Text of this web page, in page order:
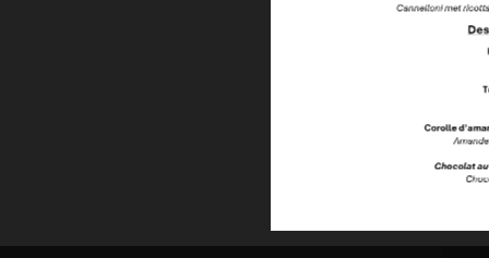
Cannelloni met
Corolle
Chocolat